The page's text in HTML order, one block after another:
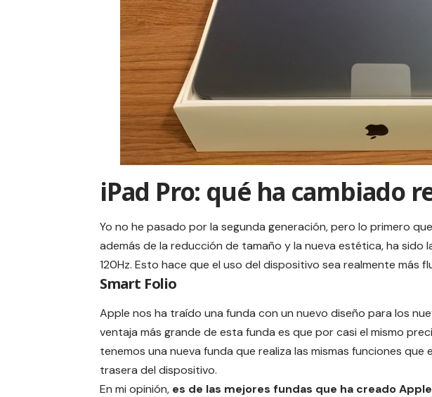
iPad Pro: qué ha cambiado
Yo no he pasado por la segunda generación, pero lo primero
además de la reducción de tamaño y la nueva estética, ha sido
120Hz. Esto hace que el uso del dispositivo sea realmente más
Smart Folio
Apple nos ha traído una funda con un nuevo diseño para los
ventaja más grande de esta funda es que por casi el mismo
tenemos una nueva funda que realiza las mismas funciones que
trasera del dispositivo.
En mi opinión, es de las mejores fundas que ha creado